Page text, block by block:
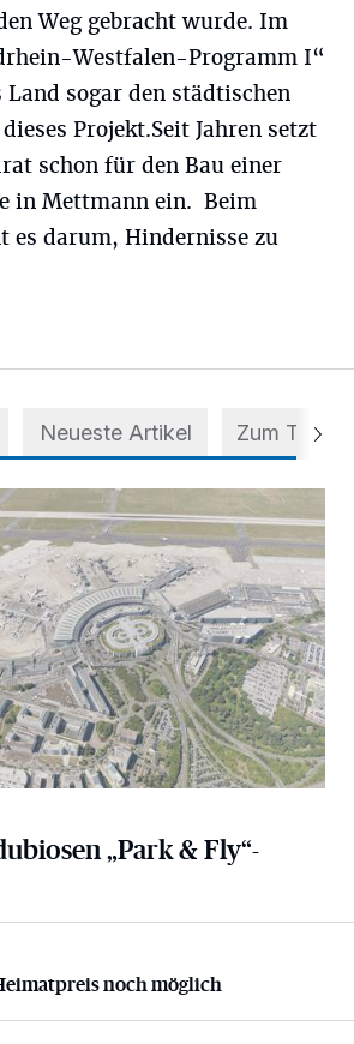
Weg gebracht wurde. Im
Westfalen-Programm I“
sogar den städtischen
Projekt.Seit Jahren setzt
schon für den Bau einer
in Mettmann ein. Beim
es darum, Hindernisse zu
Neueste Artikel Zum Thema
„Park & Fly“-Anbietern
„Park & Fly“-
noch möglich
noch möglich